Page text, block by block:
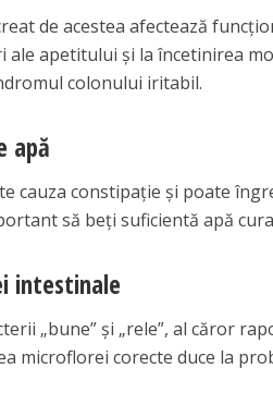
de acestea afectează
ale apetitului și la încetinirea
colonului iritabil.
apă
cauza constipație și poate
să beți suficientă apă
intestinale
„bune” și „rele”, al căror
microflorei corecte duce la